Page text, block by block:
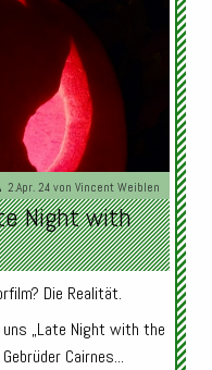
2.Apr. 24 von Vincent Weiblen
Night with
Die Realität.
„Late Night with the
Cairnes...